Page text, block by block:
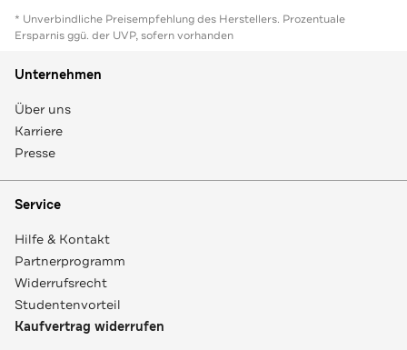
* Unverbindliche Preisempfehlung des Herstellers. Prozentuale
Ersparnis ggü. der UVP, sofern vorhanden
Unternehmen
Über uns
Karriere
Presse
Service
Hilfe & Kontakt
Partnerprogramm
Widerrufsrecht
Studentenvorteil
Kaufvertrag widerrufen